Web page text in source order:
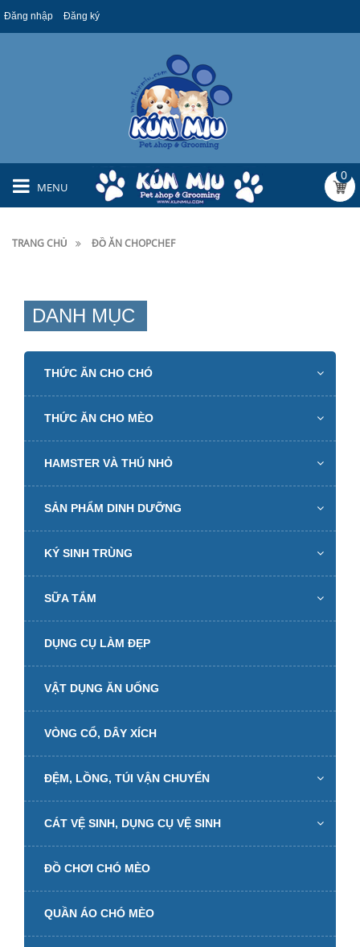
Đăng nhập Đăng ký
MENU
0
TRANG CHỦ ĐỒ ĂN CHOPCHEF
DANH MỤC
THỨC ĂN CHO CHÓ
THỨC ĂN CHO MÈO
HAMSTER VÀ THÚ NHỎ
SẢN PHẨM DINH DƯỠNG
KÝ SINH TRÙNG
SỮA TẮM
DỤNG CỤ LÀM ĐẸP
VẬT DỤNG ĂN UỐNG
VÒNG CỔ, DÂY XÍCH
ĐỆM, LỒNG, TÚI VẬN CHUYỂN
CÁT VỆ SINH, DỤNG CỤ VỆ SINH
ĐỒ CHƠI CHÓ MÈO
QUẦN ÁO CHÓ MÈO